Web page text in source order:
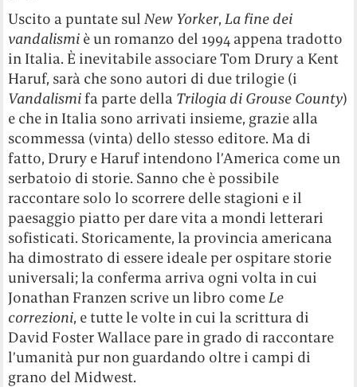
Uscito a puntate sulNew Yorker,La fine dei
vandalismi è un romanzo del 1994 appena tradotto
in Italia. È inevitabile associare Tom Drury a Kent
Haruf, sarà che sono autori di due trilogie (i
Vandalismifa parte della Trilogia di Grouse County)
e che in Italia sono arrivati insieme, grazie alla
scommessa (vinta) dello stesso editore. Ma di
fatto, Drury e Haruf intendono l’America come un
serbatoio di storie. Sanno che è possibile
raccontare solo lo scorrere delle stagioni e il
paesaggio piatto per dare vita a mondi letterari
sofisticati. Storicamente, la provincia americana
ha dimostrato di essere ideale per ospitare storie
universali; la conferma arriva ogni volta in cui
Jonathan Franzen scrive un libro comeLe
correzioni, e tutte le volte in cui la scrittura di
David Foster Wallace pare in grado di raccontare
l’umanità pur non guardando oltre i campi di
grano del Midwest.